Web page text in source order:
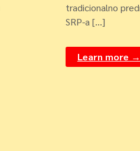
tradicionalno
SRP-a […]
Learn more →